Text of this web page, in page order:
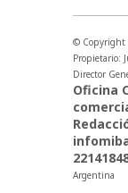
© Copyright
Propietario:
Director
Oficina
Argentina